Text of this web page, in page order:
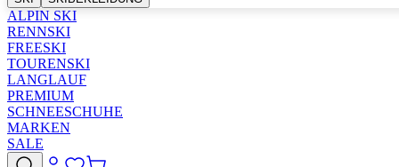
ALPIN SKI
RENNSKI
FREESKI
TOURENSKI
LANGLAUF
PREMIUM
SCHNEESCHUHE
MARKEN
SALE